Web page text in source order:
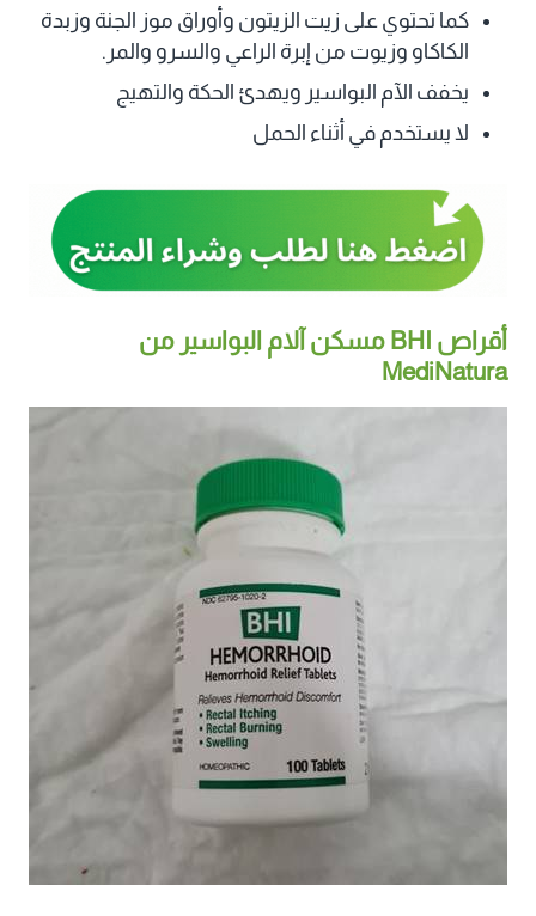
كما تحتوي على زيت الزيتون وأوراق موز الجنة وزبدة
الكاكاو وزيوت من إبرة الراعي والسرو والمر.
يخفف الآم البواسير ويهدئ الحكة والتهيج
لا يستخدم في أثناء الحمل
أقراص BHI مسكن آلام البواسير من
MediNatura